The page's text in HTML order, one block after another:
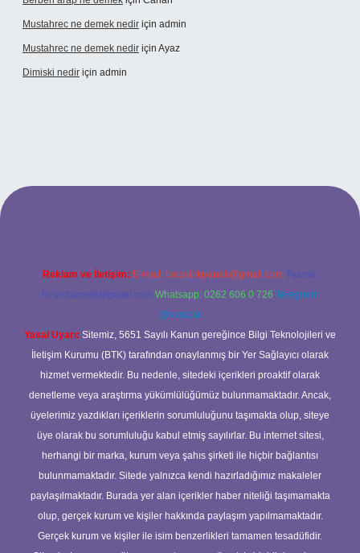
Mustahrec ne demek nedir için admin
Mustahrec ne demek nedir için Ayaz
Dimiski nedir için admin
Reklam ve İletişim: E-mail: backlinkpaneli@gmail.com Teams:
forumhizmeti@gmail.com Whatsapp: 0262 606 0 726 Telegram:
@karabul
Yasal Uyarı: Sitemiz, 5651 Sayılı Kanun gereğince Bilgi Teknolojileri ve
İletişim Kurumu (BTK) tarafından onaylanmış bir Yer Sağlayıcı olarak
hizmet vermektedir. Bu nedenle, sitedeki içerikleri proaktif olarak
denetleme veya araştırma yükümlülüğümüz bulunmamaktadır. Ancak,
üyelerimiz yazdıkları içeriklerin sorumluluğunu taşımakta olup, siteye
üye olarak bu sorumluluğu kabul etmiş sayılırlar. Bu internet sitesi,
herhangi bir marka, kurum veya şahıs şirketi ile hiçbir bağlantısı
bulunmamaktadır. Sitede yalnızca kendi hazırladığımız makaleler
paylaşılmaktadır. Burada yer alan içerikler haber niteliği taşımamakta
olup, gerçek kurum ve kişiler hakkında paylaşım yapılmamaktadır.
Gerçek kurum ve kişiler ile isim benzerlikleri tamamen tesadüfidir.